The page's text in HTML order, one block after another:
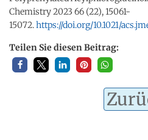
Chemistry 2023 66 (22), 15061-
15072.https://doi.org/10.1021/
Teilen Sie diesen Beitrag: